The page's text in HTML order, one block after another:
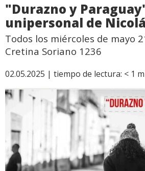
"Durazno y
unipersonal de
Todos los miércoles de mayo
Cretina Soriano 1236
02.05.2025 | tiempo de lectura: < 1